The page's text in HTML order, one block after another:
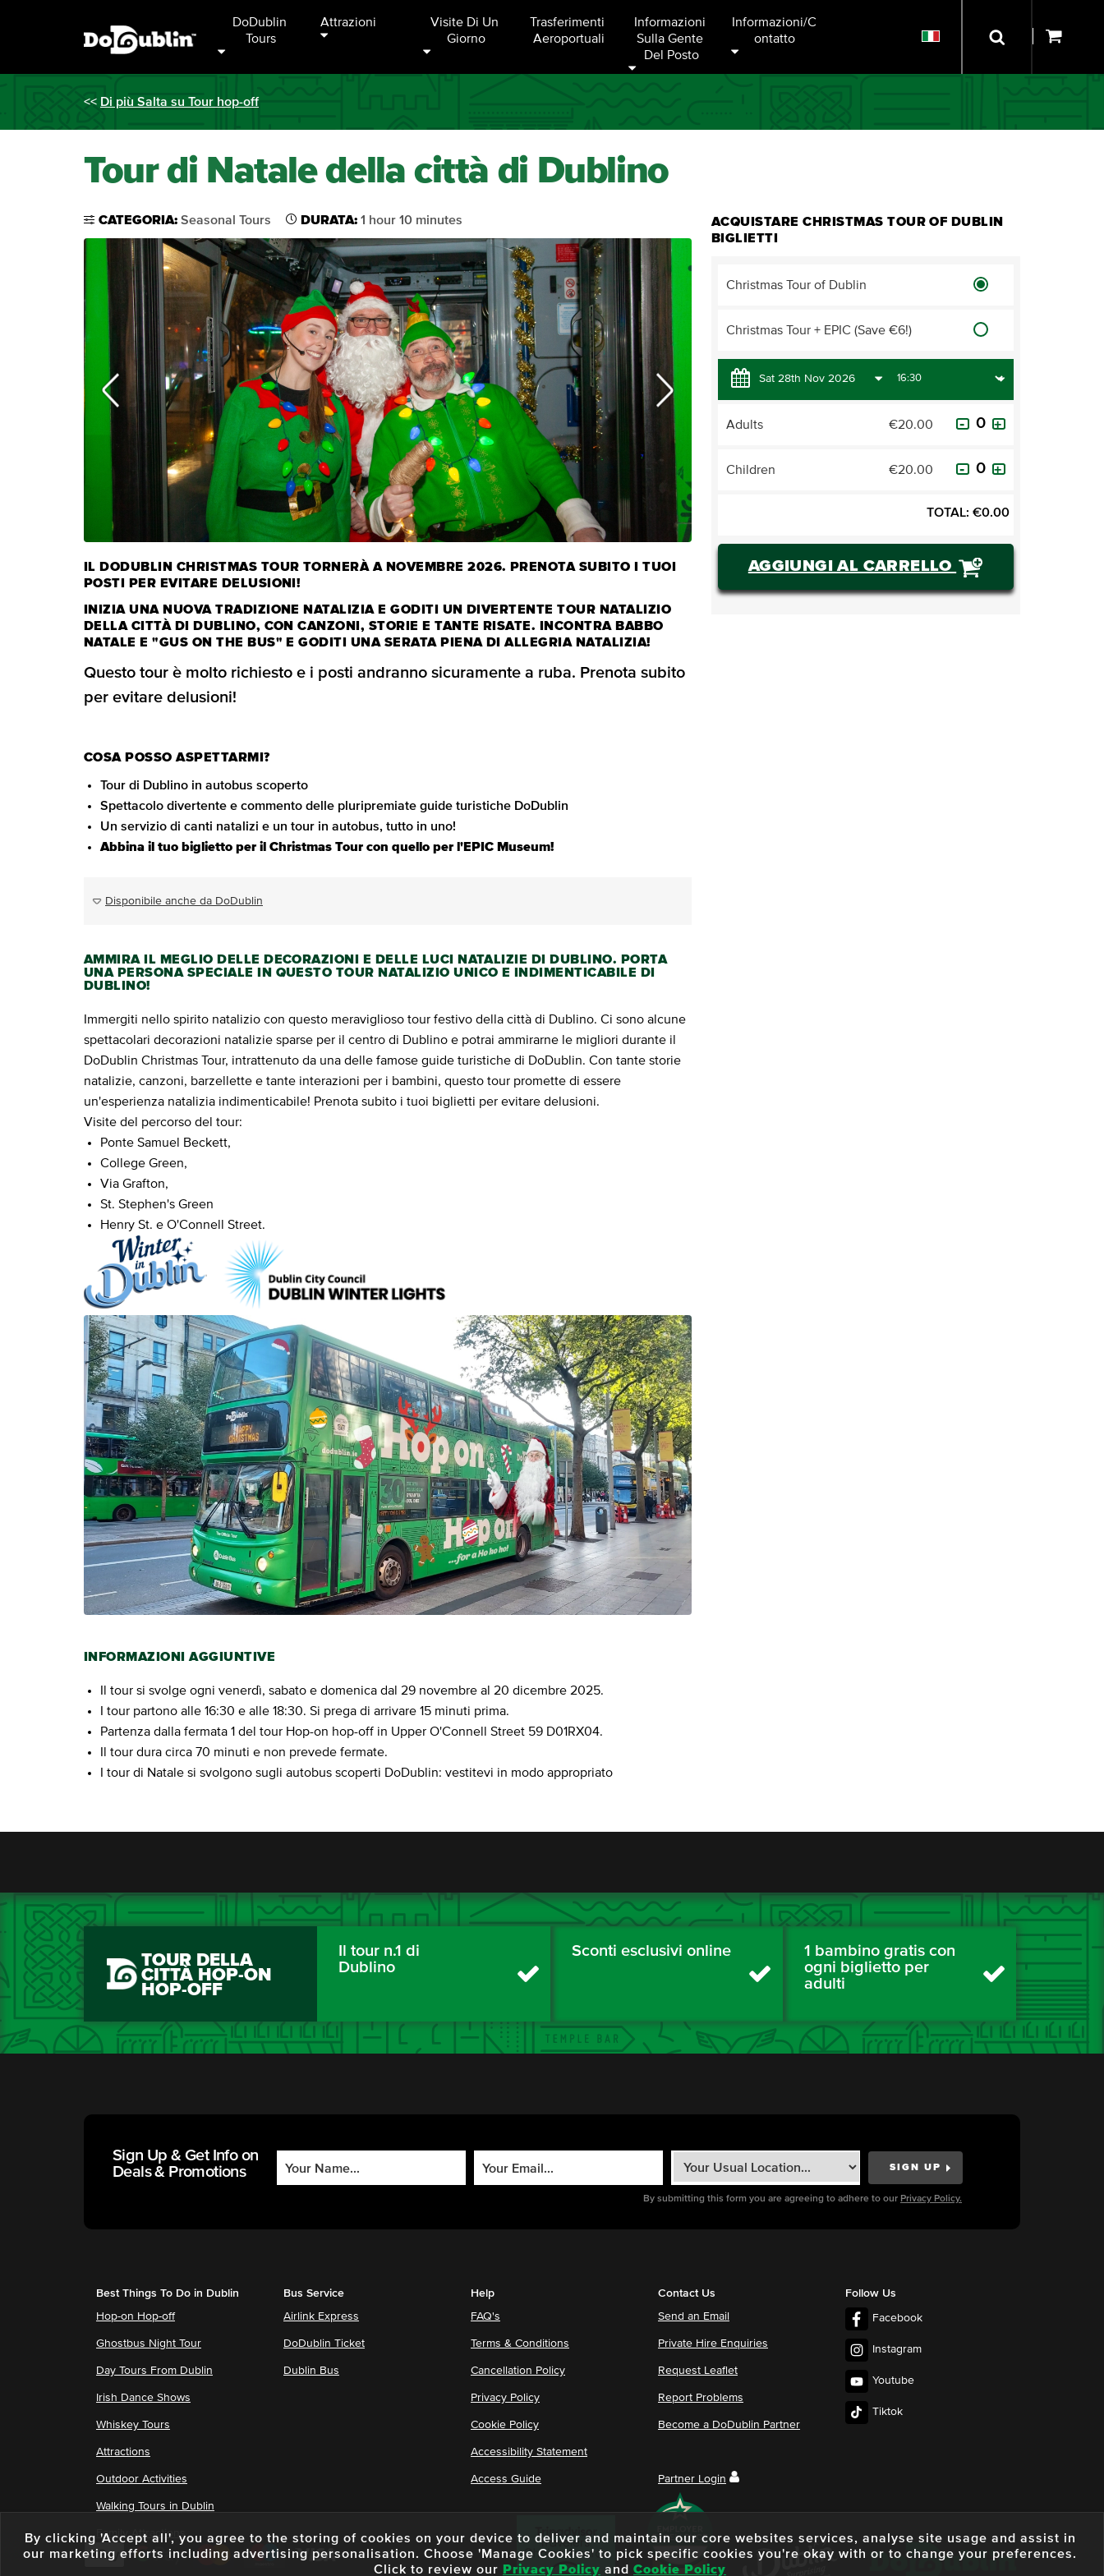
DoDublin
Tours
Attrazioni
Visite Di Un
Giorno
Trasferimenti
Aeroportuali
Informazioni
Sulla Gente
Del Posto
Informazioni/C
Ontatto
<< Di più Salta su Tour hop-off
Tour di Natale della città di Dublino
CATEGORIA: Seasonal Tours DURATA: 1 hour 10 minutes
IL DODUBLIN CHRISTMAS TOUR TORNERÀ A NOVEMBRE 2026. PRENOTA SUBITO I TUOI
POSTI PER EVITARE DELUSIONI!
INIZIA UNA NUOVA TRADIZIONE NATALIZIA E GODITI UN DIVERTENTE TOUR NATALIZIO
DELLA CITTÀ DI DUBLINO, CON CANZONI, STORIE E TANTE RISATE. INCONTRA BABBO
NATALE E "GUS ON THE BUS" E GODITI UNA SERATA PIENA DI ALLEGRIA NATALIZIA!
Questo tour è molto richiesto e i posti andranno sicuramente a ruba. Prenota subito
per evitare delusioni!
COSA POSSO ASPETTARMI?
Tour di Dublino in autobus scoperto
Spettacolo divertente e commento delle pluripremiate guide turistiche DoDublin
Un servizio di canti natalizi e un tour in autobus, tutto in uno!
Abbina il tuo biglietto per il Christmas Tour con quello per l'EPIC Museum!
Disponibile anche da DoDublin
AMMIRA IL MEGLIO DELLE DECORAZIONI E DELLE LUCI NATALIZIE DI DUBLINO. PORTA
UNA PERSONA SPECIALE IN QUESTO TOUR NATALIZIO UNICO E INDIMENTICABILE DI
DUBLINO!
Immergiti nello spirito natalizio con questo meraviglioso tour festivo della città di Dublino. Ci sono alcune
spettacolari decorazioni natalizie sparse per il centro di Dublino e potrai ammirarne le migliori durante il
DoDublin Christmas Tour, intrattenuto da una delle famose guide turistiche di DoDublin. Con tante storie
natalizie, canzoni, barzellette e tante interazioni per i bambini, questo tour promette di essere
un'esperienza natalizia indimenticabile! Prenota subito i tuoi biglietti per evitare delusioni.
Visite del percorso del tour:
Ponte Samuel Beckett,
College Green,
Via Grafton,
St. Stephen's Green
Henry St. e O'Connell Street.
INFORMAZIONI AGGIUNTIVE
Il tour si svolge ogni venerdì, sabato e domenica dal 29 novembre al 20 dicembre 2025.
I tour partono alle 16:30 e alle 18:30. Si prega di arrivare 15 minuti prima.
Partenza dalla fermata 1 del tour Hop-on hop-off in Upper O'Connell Street 59 D01RX04.
Il tour dura circa 70 minuti e non prevede fermate.
I tour di Natale si svolgono sugli autobus scoperti DoDublin: vestitevi in modo appropriato
ACQUISTARE CHRISTMAS TOUR OF DUBLIN
BIGLIETTI
Christmas Tour of Dublin
Christmas Tour + EPIC (Save €6!)
Adults €20.00
Children €20.00
TOTAL: €0.00
AGGIUNGI AL CARRELLO
TOUR DELLA
CITTÀ HOP-ON
HOP-OFF
Il tour n.1 di
Dublino
Sconti esclusivi online
1 bambino gratis con
ogni biglietto per
adulti
Sign Up & Get Info on
Deals & Promotions
By submitting this form you are agreeing to adhere to our Privacy Policy.
Best Things To Do in Dublin
Hop-on Hop-off
Ghostbus Night Tour
Day Tours From Dublin
Irish Dance Shows
Whiskey Tours
Attractions
Outdoor Activities
Walking Tours in Dublin
Family Attractions
Bus Service
Airlink Express
DoDublin Ticket
Dublin Bus
Help
FAQ's
Terms & Conditions
Cancellation Policy
Privacy Policy
Cookie Policy
Accessibility Statement
Access Guide
Contact Us
Send an Email
Private Hire Enquiries
Request Leaflet
Report Problems
Become a DoDublin Partner
Partner Login
Follow Us
Facebook
Instagram
Youtube
Tiktok
By clicking 'Accept all', you agree to the storing of cookies on your device to deliver and maintain our core websites services, analyse site usage and assist in
our marketing efforts including advertising personalisation. Choose 'Manage Cookies' to pick specific cookies you're okay with or to change your preferences.
Click to review our
Privacy Policy and Cookie Policy